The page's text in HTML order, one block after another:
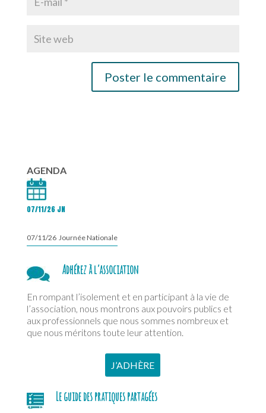
AGENDA
07/11/26 JN
07/11/26 Journée Nationale
Adhérez à l’association
En rompant l’isolement et en participant à la vie de
l’association, nous montrons aux pouvoirs publics et
aux professionnels que nous sommes nombreux et
que nous méritons toute leur attention.
J’ADHÈRE
Le guide des pratiques partagées